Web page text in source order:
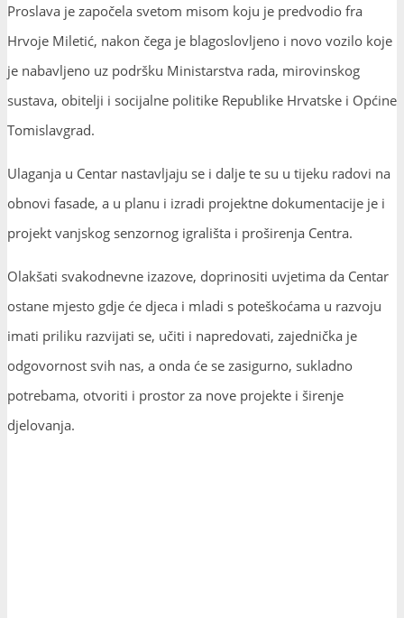
Proslava je započela svetom misom koju je predvodio fra
Hrvoje Miletić, nakon čega je blagoslovljeno i novo vozilo koje
je nabavljeno uz podršku Ministarstva rada, mirovinskog
sustava, obitelji i socijalne politike Republike Hrvatske i Općine
Tomislavgrad.
Ulaganja u Centar nastavljaju se i dalje te su u tijeku radovi na
obnovi fasade, a u planu i izradi projektne dokumentacije je i
projekt vanjskog senzornog igrališta i proširenja Centra.
Olakšati svakodnevne izazove, doprinositi uvjetima da Centar
ostane mjesto gdje će djeca i mladi s poteškoćama u razvoju
imati priliku razvijati se, učiti i napredovati, zajednička je
odgovornost svih nas, a onda će se zasigurno, sukladno
potrebama, otvoriti i prostor za nove projekte i širenje
djelovanja.